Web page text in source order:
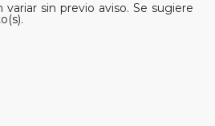
sin previo aviso. Se sugiere